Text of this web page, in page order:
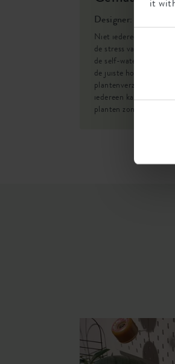
SKUDesigner: Cees
Niet iedereen heeft
de stress van het
de self-watering insert.
de juiste hoeveelheid
plantenverzorging
iedereen kan genieten
planten zonder gedoe.